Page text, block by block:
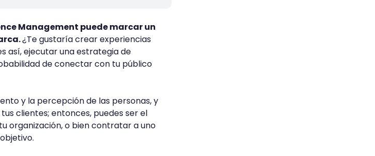
Management puede marcar un
¿Te gustaría crear experiencias
así, ejecutar una estrategia de
de conectar con tu público
y la percepción de las personas, y
clientes; entonces, puedes ser el
organización, o bien contratar a uno